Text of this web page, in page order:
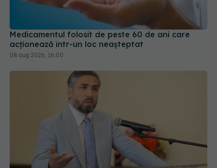
Medicamentul folosit de peste 60 de ani care
acționează într-un loc neașteptat
08 aug 2026, 16:00